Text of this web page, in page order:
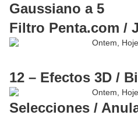
Gaussiano a 5
Filtro Penta.com /
12 – Efectos 3D /
Selecciones /